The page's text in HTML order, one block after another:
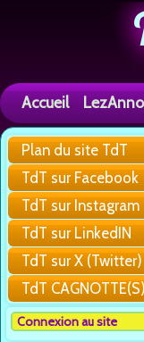
Accueil
Plan du site TdT
TdT sur Facebook
TdT sur Instagram
TdT sur LinkedIN
TdT sur X (Twitter)
TdT CAGNOTTE(S)
Connexion au site